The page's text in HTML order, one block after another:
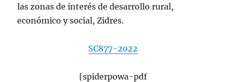
las zonas de interés de desarrollo rural,
económico y social, Zidres.
SC877-2022
[spiderpowa-pdf